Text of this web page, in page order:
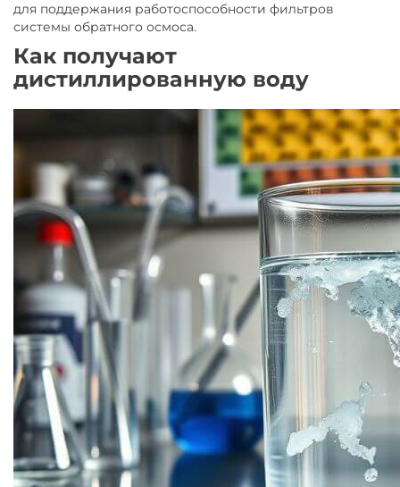
для поддержания работоспособности фильтров
системы обратного осмоса.
Как получают
дистиллированную воду